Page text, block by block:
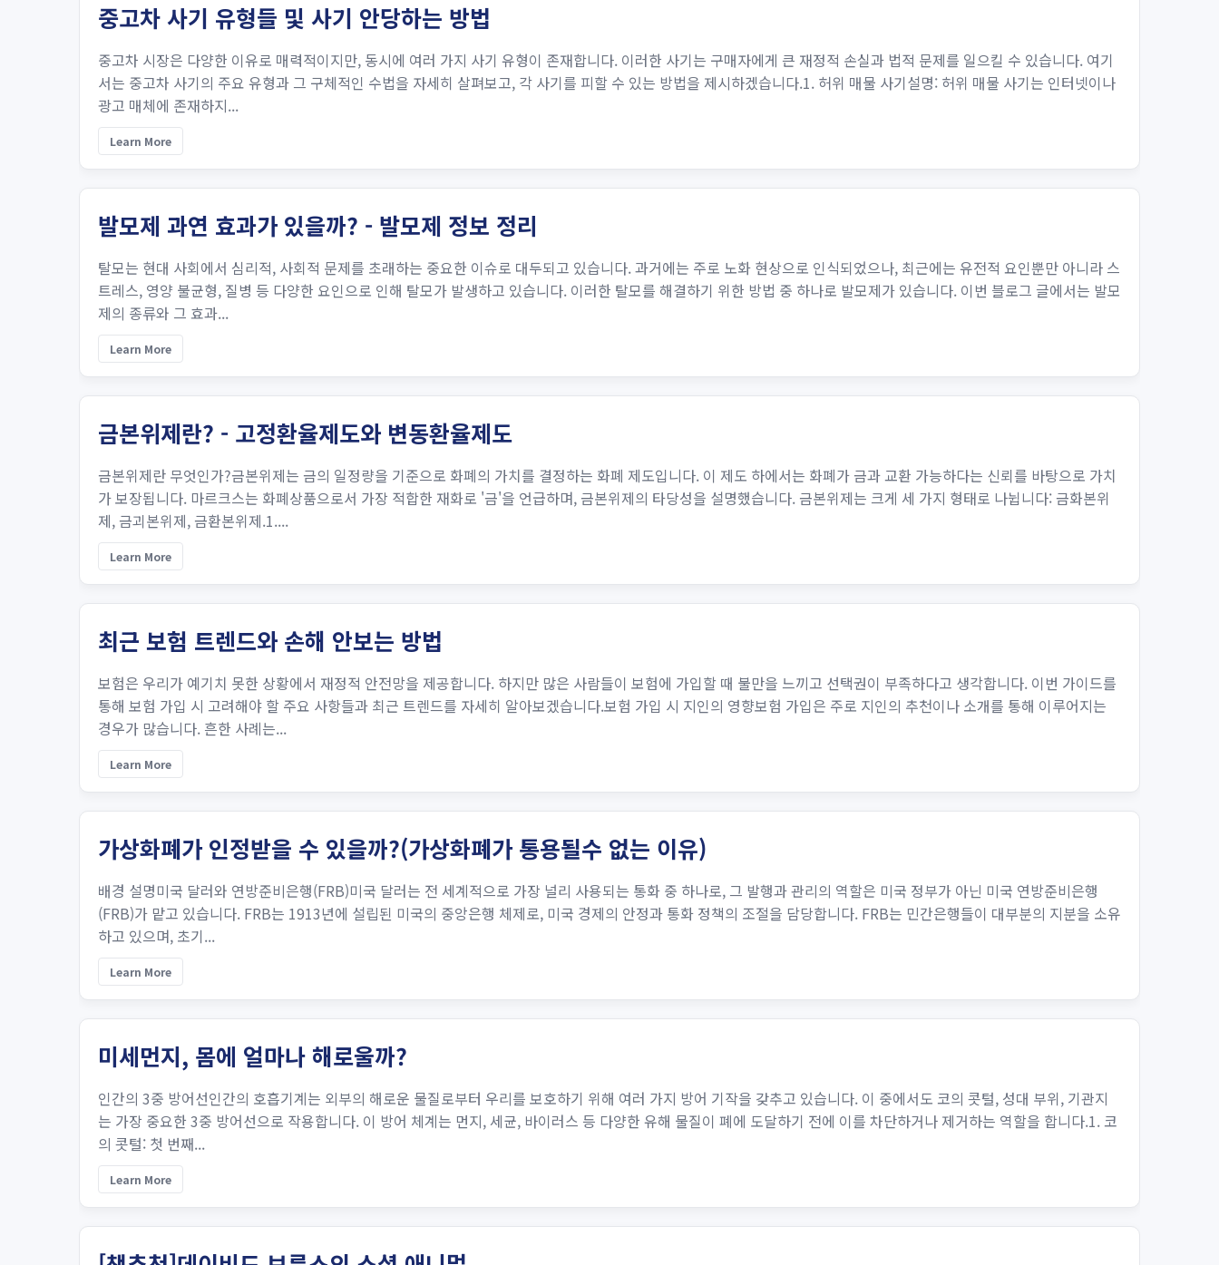
중고차 사기 유형들 및 사기 안당하는 방법
중고차 시장은 다양한 이유로 매력적이지만, 동시에 여러 가지 사기 유형이 존재합니다. 이러한 사기는 구매자에게 큰 재정적 손실과 법적 문제를 일으킬 수 있습니다. 여기
서는 중고차 사기의 주요 유형과 그 구체적인 수법을 자세히 살펴보고, 각 사기를 피할 수 있는 방법을 제시하겠습니다.1. 허위 매물 사기설명: 허위 매물 사기는 인터넷이나
광고 매체에 존재하지...
Learn More
발모제 과연 효과가 있을까? - 발모제 정보 정리
탈모는 현대 사회에서 심리적, 사회적 문제를 초래하는 중요한 이슈로 대두되고 있습니다. 과거에는 주로 노화 현상으로 인식되었으나, 최근에는 유전적 요인뿐만 아니라 스
트레스, 영양 불균형, 질병 등 다양한 요인으로 인해 탈모가 발생하고 있습니다​​. 이러한 탈모를 해결하기 위한 방법 중 하나로 발모제가 있습니다. 이번 블로그 글에서는 발모
제의 종류와 그 효과...
Learn More
금본위제란? - 고정환율제도와 변동환율제도
금본위제란 무엇인가?금본위제는 금의 일정량을 기준으로 화폐의 가치를 결정하는 화폐 제도입니다. 이 제도 하에서는 화폐가 금과 교환 가능하다는 신뢰를 바탕으로 가치
가 보장됩니다. 마르크스는 화폐상품으로서 가장 적합한 재화로 '금'을 언급하며, 금본위제의 타당성을 설명했습니다. 금본위제는 크게 세 가지 형태로 나뉩니다: 금화본위
제, 금괴본위제, 금환본위제.1....
Learn More
최근 보험 트렌드와 손해 안보는 방법
보험은 우리가 예기치 못한 상황에서 재정적 안전망을 제공합니다. 하지만 많은 사람들이 보험에 가입할 때 불만을 느끼고 선택권이 부족하다고 생각합니다. 이번 가이드를
통해 보험 가입 시 고려해야 할 주요 사항들과 최근 트렌드를 자세히 알아보겠습니다.보험 가입 시 지인의 영향보험 가입은 주로 지인의 추천이나 소개를 통해 이루어지는
경우가 많습니다. 흔한 사례는...
Learn More
가상화폐가 인정받을 수 있을까?(가상화폐가 통용될수 없는 이유)
배경 설명미국 달러와 연방준비은행(FRB)미국 달러는 전 세계적으로 가장 널리 사용되는 통화 중 하나로, 그 발행과 관리의 역할은 미국 정부가 아닌 미국 연방준비은행
(FRB)가 맡고 있습니다. FRB는 1913년에 설립된 미국의 중앙은행 체제로, 미국 경제의 안정과 통화 정책의 조절을 담당합니다. FRB는 민간은행들이 대부분의 지분을 소유
하고 있으며, 초기...
Learn More
미세먼지, 몸에 얼마나 해로울까?
인간의 3중 방어선인간의 호흡기계는 외부의 해로운 물질로부터 우리를 보호하기 위해 여러 가지 방어 기작을 갖추고 있습니다. 이 중에서도 코의 콧털, 성대 부위, 기관지
는 가장 중요한 3중 방어선으로 작용합니다. 이 방어 체계는 먼지, 세균, 바이러스 등 다양한 유해 물질이 폐에 도달하기 전에 이를 차단하거나 제거하는 역할을 합니다.1. 코
의 콧털: 첫 번째...
Learn More